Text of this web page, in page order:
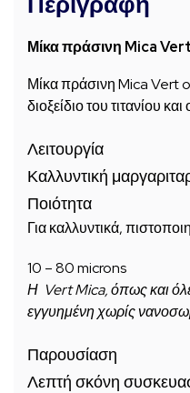
Μίκα πράσινη Mica Vert
Μίκα πράσινη Mica Vert
διοξείδιο του τιτανίου
Λειτουργία
Καλλυντική
Ποιότητα
Για καλλυντικά,
10 – 80 microns
Η Vert Mica, όπως και
εγγυημένη χωρίς
Παρουσίαση
Λεπτή σκόνη